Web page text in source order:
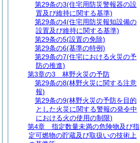
第29条の3(住宅用防災警報器の設
置及び維持に関する基準)
第29条の4(住宅用防災報知設備の
設置及び維持に関する基準)
第29条の5(設置の免除)
第29条の6(基準の特例)
第29条の7(住宅における火災の予
防の推進)
第3章の3
林野火災の予防
第29条の8(林野火災に関する注意
報)
第29条の9(林野火災の予防を目的
とした火災に関する警報の発令中
における火の使用の制限)
第4章
指定数量未満の危険物及び指
定可燃物の貯蔵及び取扱いの技術上